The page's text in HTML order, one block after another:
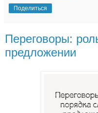
Поделиться
Переговоры:
предложении